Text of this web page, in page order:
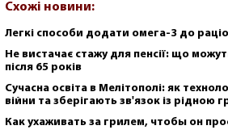
Схожі новини:
Легкі способи додати омега-3 до
Не вистачає стажу для пенсії: що
після 65 років
Сучасна освіта в Мелітополі: як
війни та зберігають зв'язок із рідною
Как ухаживать за грилем, чтобы он